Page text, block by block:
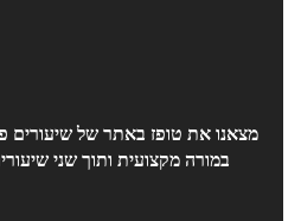
מצאנו את טופז באתר של שיעורים
במורה מקצועית ותוך שני